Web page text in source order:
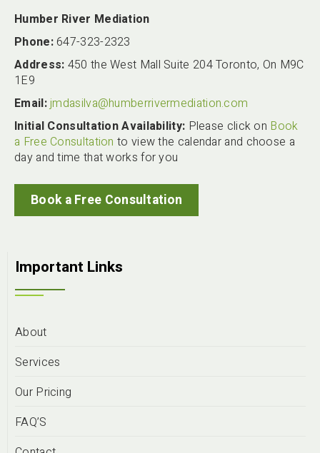
Humber River Mediation
Phone:647-323-2323
Address: 450 the West Mall Suite 204 Toronto, On M9C
1E9
Email:jmdasilva@humberrivermediation.com
Initial Consultation Availability: Please click on Book
a Free Consultation to view the calendar and choose a
day and time that works for you
Book a Free Consultation
Important Links
About
Services
Our Pricing
FAQ’S